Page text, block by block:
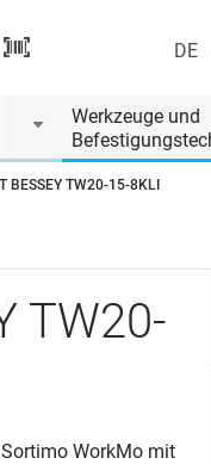
DE
Werkzeuge und
BESSEY TW20-15-8KLI
TW20-
WorkMo mit